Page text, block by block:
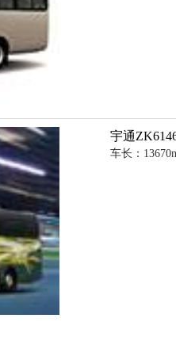
宇通
车长：